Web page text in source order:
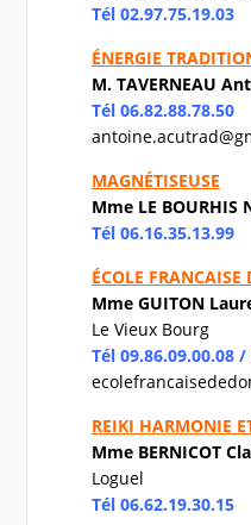
Tél 02.97.75.19.03
ÉNERGIE
M. TAVERNEAU
Tél 06.82.88.78.50
MAGNÉTISEUSE
Mme LE BOURHIS
Tél 06.16.35.13.99
ÉCOLE FRANCAISE
Mme GUITON
Le Vieux Bourg
Tél 09.86.09.00.08
REIKI HARMONIE
Mme BERNICOT
Loguel
Tél 06.62.19.30.15